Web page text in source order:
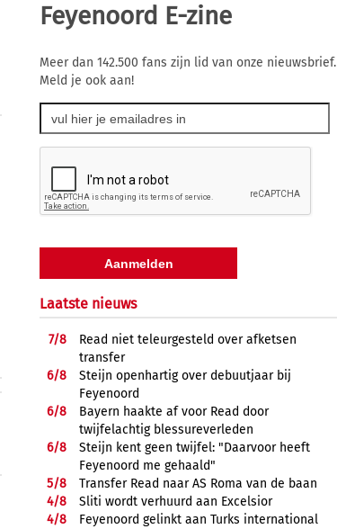
Feyenoord E-zine
Meer dan 142.500 fans zijn lid van onze nieuwsbrief.
Meld je ook aan!
Laatste nieuws
7/8
Read niet teleurgesteld over afketsen
transfer
6/8
Steijn openhartig over debuutjaar bij
Feyenoord
6/8
Bayern haakte af voor Read door
twijfelachtig blessureverleden
6/8
Steijn kent geen twijfel: "Daarvoor heeft
Feyenoord me gehaald"
5/8
Transfer Read naar AS Roma van de baan
4/8
Sliti wordt verhuurd aan Excelsior
4/8
Feyenoord gelinkt aan Turks international